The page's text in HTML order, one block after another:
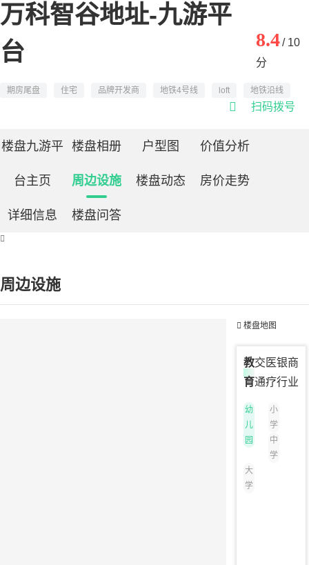
万科智谷地址-九游平
台
8.4/ 10
分
期房尾盘 住宅 品牌开发商 地铁4号线 loft 地铁沿线
 扫码拨号
楼盘九游平
台主页
楼盘相册 户型图 价值分析
周边设施 楼盘动态 房价走势
详细信息 楼盘问答

周边设施
 楼盘地图
教
育
交
通
医
疗
银
行
商
业
幼
儿
园
小
学
中
学
大
学